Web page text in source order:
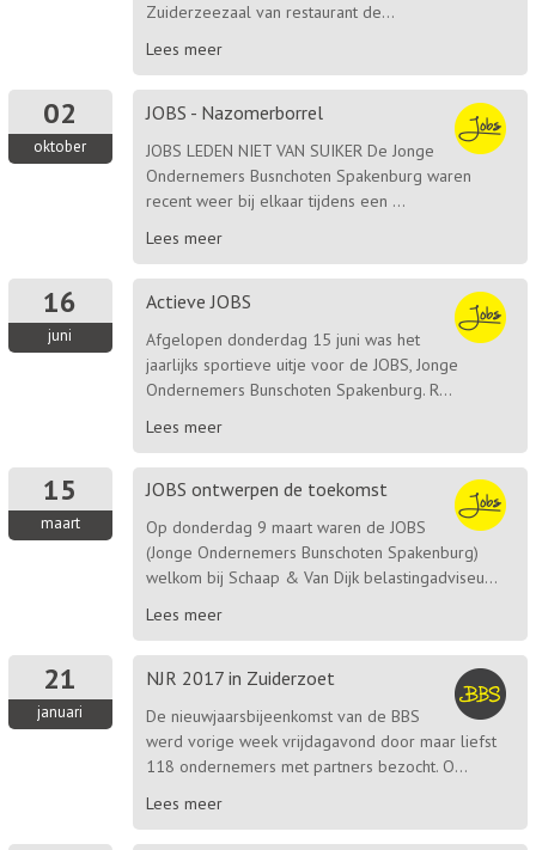
Zuiderzeezaal van restaurant de...
Lees meer
JOBS - Nazomerborrel
JOBS LEDEN NIET VAN SUIKER De Jonge
Ondernemers Busnchoten Spakenburg waren
recent weer bij elkaar tijdens een ...
Lees meer
02
oktober
Actieve JOBS
Afgelopen donderdag 15 juni was het
jaarlijks sportieve uitje voor de JOBS, Jonge
Ondernemers Bunschoten Spakenburg. R...
Lees meer
16
juni
JOBS ontwerpen de toekomst
Op donderdag 9 maart waren de JOBS
(Jonge Ondernemers Bunschoten Spakenburg)
welkom bij Schaap & Van Dijk belastingadviseu...
Lees meer
15
maart
NJR 2017 in Zuiderzoet
De nieuwjaarsbijeenkomst van de BBS
werd vorige week vrijdagavond door maar liefst
118 ondernemers met partners bezocht. O...
Lees meer
21
januari